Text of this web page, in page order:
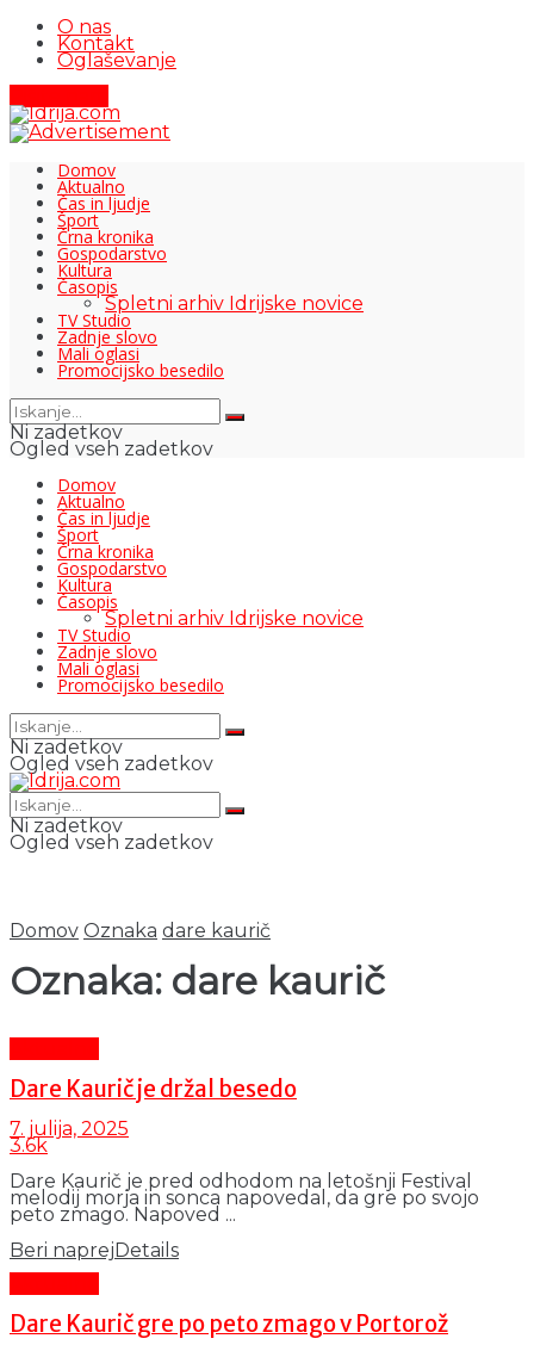
O nas
Kontakt
Oglaševanje
Domov
Aktualno
Čas in ljudje
Šport
Črna kronika
Gospodarstvo
Kultura
Časopis
Spletni arhiv Idrijske novice
TV Studio
Zadnje slovo
Mali oglasi
Promocijsko besedilo
Ni zadetkov
Ogled vseh zadetkov
Domov
Aktualno
Čas in ljudje
Šport
Črna kronika
Gospodarstvo
Kultura
Časopis
Spletni arhiv Idrijske novice
TV Studio
Zadnje slovo
Mali oglasi
Promocijsko besedilo
Ni zadetkov
Ogled vseh zadetkov
Ni zadetkov
Ogled vseh zadetkov
Domov Oznaka dare kaurič
Oznaka: dare kaurič
Dare Kaurič je držal besedo
7. julija, 2025
3.6k
Dare Kaurič je pred odhodom na letošnji Festival
melodij morja in sonca napovedal, da gre po svojo
peto zmago. Napoved ...
Beri naprej Details
Dare Kaurič gre po peto zmago v Portorož